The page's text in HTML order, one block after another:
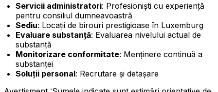
Servicii administratori: Profesioniști cu experiență
pentru consiliul dumneavoastră
Sediu: Locații de birouri prestigioase în Luxemburg
Evaluare substanță: Evaluarea nivelului actual de
substanță
Monitorizare conformitate: Menținere continuă a
substanței
Soluții personal: Recrutare și detașare